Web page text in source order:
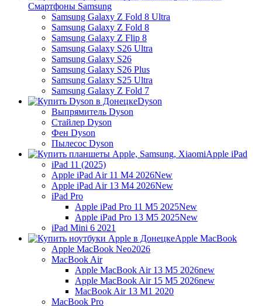
Смартфоны Samsung
Samsung Galaxy Z Fold 8 Ultra
Samsung Galaxy Z Fold 8
Samsung Galaxy Z Flip 8
Samsung Galaxy S26 Ultra
Samsung Galaxy S26
Samsung Galaxy S26 Plus
Samsung Galaxy S25 Ultra
Samsung Galaxy Z Fold 7
Dyson
Выпрямитель Dyson
Стайлер Dyson
Фен Dyson
Пылесос Dyson
Apple iPad
iPad 11 (2025)
Apple iPad Air 11 M4 2026New
Apple iPad Air 13 M4 2026New
iPad Pro
Apple iPad Pro 11 M5 2025New
Apple iPad Pro 13 M5 2025New
iPad Mini 6 2021
Apple MacBook
Apple MacBook Neo2026
MacBook Air
Apple MacBook Air 13 M5 2026new
Apple MacBook Air 15 M5 2026new
MacBook Air 13 M1 2020
MacBook Pro